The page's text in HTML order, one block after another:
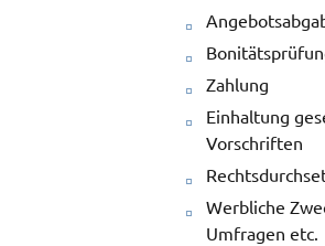
Zahlung
Einhaltung
Vorschriften
Werbliche
Umfragen etc.